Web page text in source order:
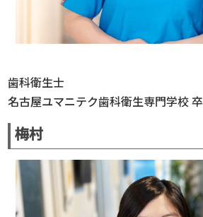
歯科衛生士
名古屋ユマニテク歯科衛生専門学校 卒
梅村